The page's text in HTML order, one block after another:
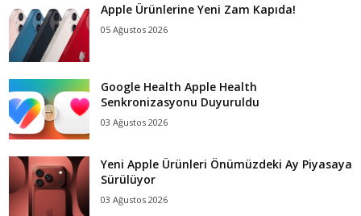
Apple Ürünlerine Yeni Zam Kapıda!
05 Ağustos 2026
Google Health Apple Health
Senkronizasyonu Duyuruldu
03 Ağustos 2026
Yeni Apple Ürünleri Önümüzdeki Ay Piyasaya
Sürülüyor
03 Ağustos 2026